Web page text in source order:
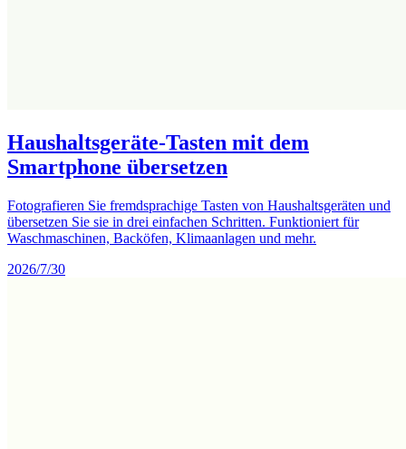
Haushaltsgeräte-Tasten mit dem
Smartphone übersetzen
Fotografieren Sie fremdsprachige Tasten von Haushaltsgeräten und
übersetzen Sie sie in drei einfachen Schritten. Funktioniert für
Waschmaschinen, Backöfen, Klimaanlagen und mehr.
2026/7/30